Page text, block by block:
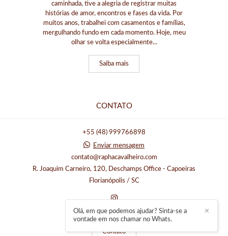
caminhada, tive a alegria de registrar muitas
histórias de amor, encontros e fases da vida. Por
muitos anos, trabalhei com casamentos e famílias,
mergulhando fundo em cada momento. Hoje, meu
olhar se volta especialmente...
Saiba mais
CONTATO
+55 (48) 999766898
Enviar mensagem
contato@raphacavalheiro.com
R. Joaquim Carneiro, 120, Deschamps Office - Capoeiras
Florianópolis / SC
Contato
✕
Olá, em que podemos ajudar? Sinta-se a
vontade em nos chamar no Whats.